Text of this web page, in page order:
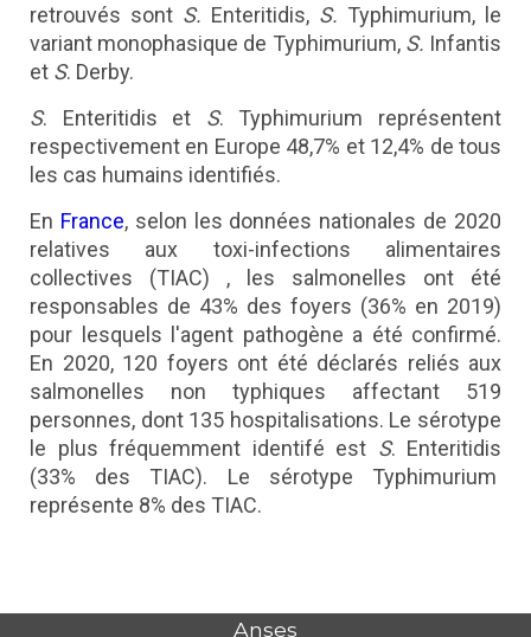
retrouvés sont S. Enteritidis, S. Typhimurium, le
variant monophasique de Typhimurium, S. Infantis
et S. Derby.
S. Enteritidis et S. Typhimurium représentent
respectivement en Europe 48,7% et 12,4% de tous
les cas humains identifiés.
En France, selon les données nationales de 2020
relatives aux toxi-infections alimentaires
collectives (TIAC) , les salmonelles ont été
responsables de 43% des foyers (36% en 2019)
pour lesquels l'agent pathogène a été confirmé.
En 2020, 120 foyers ont été déclarés reliés aux
salmonelles non typhiques affectant 519
personnes, dont 135 hospitalisations. Le sérotype
le plus fréquemment identifé est S. Enteritidis
(33% des TIAC). Le sérotype Typhimurium
représente 8% des TIAC.
Anses